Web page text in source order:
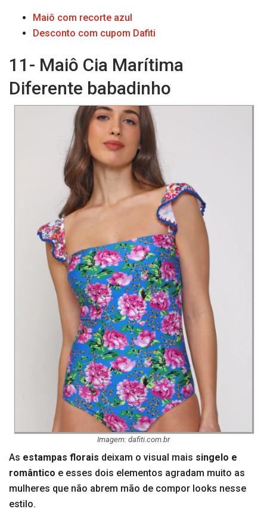
Maiô com recorte azul
Desconto com cupom Dafiti
11- Maiô Cia Marítima
Diferente babadinho
Imagem: dafiti.com.br
As estampas florais deixam o visual mais singelo e
romântico e esses dois elementos agradam muito as
mulheres que não abrem mão de compor looks nesse
estilo.